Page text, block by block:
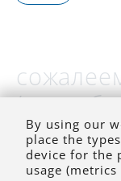
(на
By using our
place the
device for the
usage